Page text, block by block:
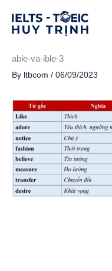
content
able-va-ible-3
By ltbcom / 06/09/2023